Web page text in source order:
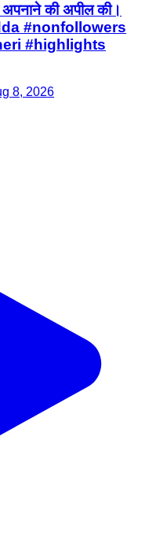
की अपील की।
#nonfollowers
#highlights
8, 2026